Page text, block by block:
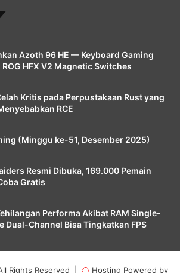
Azoth 96 HE — Keyboard Gaming
HFX V2 Magnetic Switches
Kritis pada Perpustakaan Rust yang
RCE
(Minggu ke-51, Desember 2025)
Resmi Dibuka, 169.000 Pemain
Gratis
Performa Akibat RAM Single-
Dual-Channel Bisa Tingkatkan FPS
Rights Reserved | Hosting Powered by